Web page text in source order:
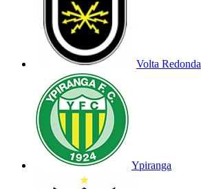
Volta Redonda
Ypiranga